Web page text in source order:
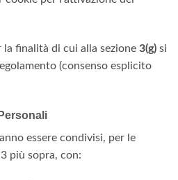
la finalità di cui alla sezione 3(g) si
(consenso esplicito
essere condivisi, per le
più sopra, con: